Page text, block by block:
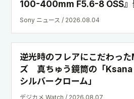
100-400mm F5.6-8 OSS』
Sony ニュース / 2026.08.04
逆光時のフレアにこだわっ
ズ 真ちゅう鏡筒の「
シルバークローム」
デジカメ Watch / 2026.08.07